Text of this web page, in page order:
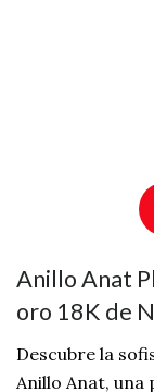
Anillo Anat
oro 18K de
Descubre la
Anillo Anat, una